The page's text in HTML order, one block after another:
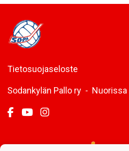
Tietosuojaseloste
Sodankylän Pallo ry -